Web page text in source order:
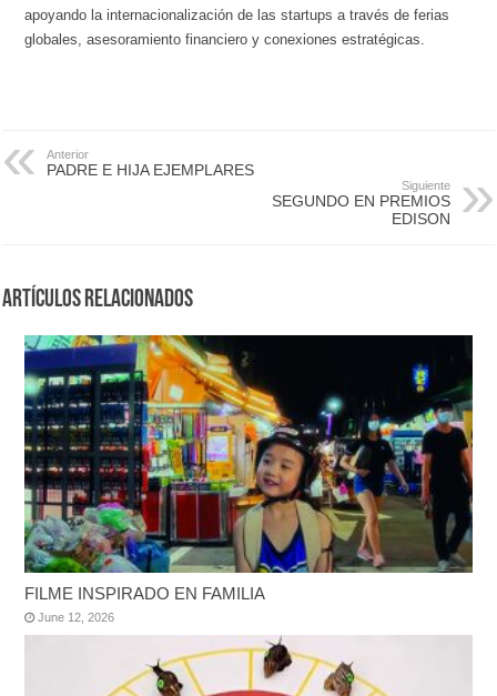
apoyando la internacionalización de las startups a través de ferias
globales, asesoramiento financiero y conexiones estratégicas.
Anterior
PADRE E HIJA EJEMPLARES
Siguiente
SEGUNDO EN PREMIOS
EDISON
Artículos Relacionados
FILME INSPIRADO EN FAMILIA
June 12, 2026